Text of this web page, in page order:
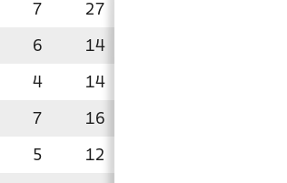
7 27
6 14
4 14
7 16
5 12